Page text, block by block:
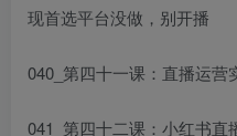
现首选平台没做，别开播
040_第四十一课：直播运营
041_第四十二课：小红书直